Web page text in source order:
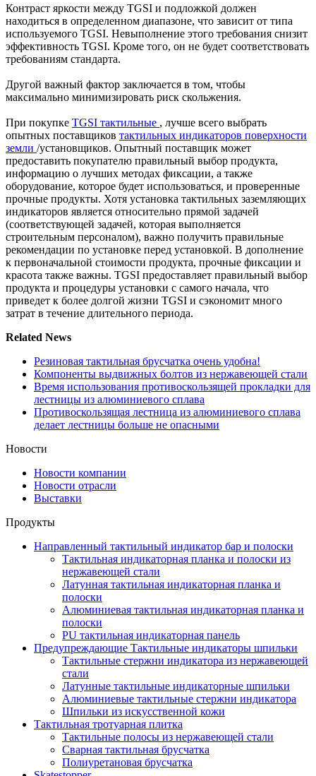
Контраст яркости между TGSI и подложкой должен
находиться в определенном диапазоне, что зависит от типа
используемого TGSI. Невыполнение этого требования снизит
эффективность TGSI. Кроме того, он не будет соответствовать
требованиям стандарта.
Другой важный фактор заключается в том, чтобы
максимально минимизировать риск скольжения.
При покупке TGSI тактильные , лучше всего выбрать
опытных поставщиков тактильных индикаторов поверхности
земли /установщиков. Опытный поставщик может
предоставить покупателю правильный выбор продукта,
информацию о лучших методах фиксации, а также
оборудование, которое будет использоваться, и проверенные
прочные продукты. Хотя установка тактильных заземляющих
индикаторов является относительно прямой задачей
(соответствующей задачей, которая выполняется
строительным персоналом), важно получить правильные
рекомендации по установке перед установкой. В дополнение
к первоначальной стоимости продукта, прочные фиксации и
красота также важны. TGSI предоставляет правильный выбор
продукта и процедуры установки с самого начала, что
приведет к более долгой жизни TGSI и сэкономит много
затрат в течение длительного периода.
Related News
Резиновая тактильная брусчатка очень удобна!
Компоненты выдвижных болтов из нержавеющей стали
Время использования противоскользящей прокладки для
лестницы из алюминиевого сплава
Противоскользящая лестница из алюминиевого сплава
делает лестницы больше не опасными
Новости
Новости компании
Новости отрасли
Выставки
Продукты
Направленный тактильный индикатор бар и полоски
Тактильная индикаторная планка и полоски из
нержавеющей стали
Латунная тактильная индикаторная планка и
полоски
Алюминиевая тактильная индикаторная планка и
полоски
PU тактильная индикаторная панель
Предупреждающие Тактильные индикаторы шпильки
Тактильные стержни индикатора из нержавеющей
стали
Латунные тактильные индикаторные шпильки
Алюминиевые тактильные стержни индикатора
Шпильки из искусственной кожи
Тактильная тротуарная плитка
Тактильные полосы из нержавеющей стали
Сварная тактильная брусчатка
Полиуретановая брусчатка